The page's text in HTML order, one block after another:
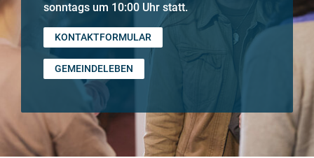
sonntags um 10:00 Uhr statt.
KONTAKTFORMULAR
GEMEINDELEBEN